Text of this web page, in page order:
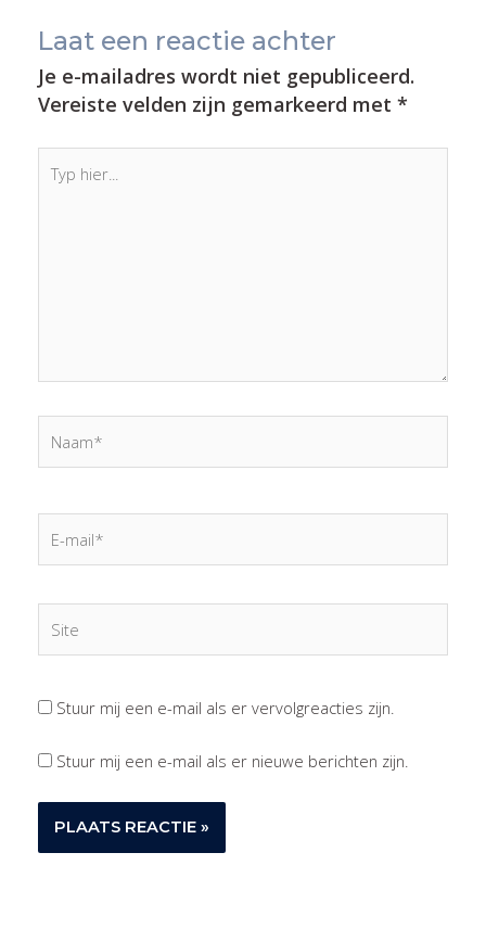
Laat een reactie achter
Je e-mailadres wordt niet gepubliceerd.
Vereiste velden zijn gemarkeerd met *
hier...
mail*
Stuur mij een e-mail als er vervolgreacties zijn.
Stuur mij een e-mail als er nieuwe berichten zijn.